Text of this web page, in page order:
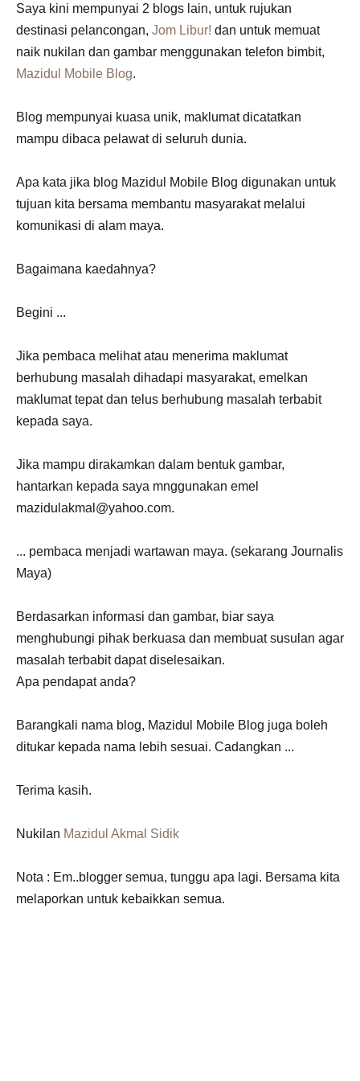
Saya kini mempunyai 2 blogs lain, untuk rujukan
destinasi pelancongan, Jom Libur! dan untuk memuat
naik nukilan dan gambar menggunakan telefon bimbit,
Mazidul Mobile Blog.
Blog mempunyai kuasa unik, maklumat dicatatkan
mampu dibaca pelawat di seluruh dunia.
Apa kata jika blog Mazidul Mobile Blog digunakan untuk
tujuan kita bersama membantu masyarakat melalui
komunikasi di alam maya.
Bagaimana kaedahnya?
Begini ...
Jika pembaca melihat atau menerima maklumat
berhubung masalah dihadapi masyarakat, emelkan
maklumat tepat dan telus berhubung masalah terbabit
kepada saya.
Jika mampu dirakamkan dalam bentuk gambar,
hantarkan kepada saya mnggunakan emel
mazidulakmal@yahoo.com.
... pembaca menjadi wartawan maya. (sekarang Journalis
Maya)
Berdasarkan informasi dan gambar, biar saya
menghubungi pihak berkuasa dan membuat susulan agar
masalah terbabit dapat diselesaikan.
Apa pendapat anda?
Barangkali nama blog, Mazidul Mobile Blog juga boleh
ditukar kepada nama lebih sesuai. Cadangkan ...
Terima kasih.
Nukilan Mazidul Akmal Sidik
Nota : Em..blogger semua, tunggu apa lagi. Bersama kita
melaporkan untuk kebaikkan semua.